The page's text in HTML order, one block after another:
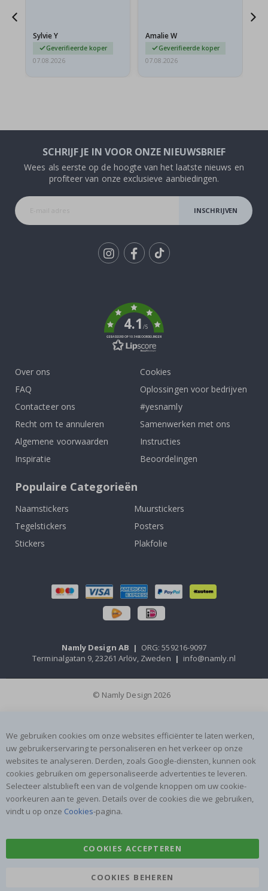
beetje…
Sylvie Y
Geverifieerde koper
07.08.2026
Amalie W
Geverifieerde koper
07.08.2026
SCHRIJF JE IN VOOR ONZE NIEUWSBRIEF
Wees als eerste op de hoogte van het laatste nieuws en
profiteer van onze exclusieve aanbiedingen.
INSCHRIJVEN
4.1/5
GEBASEERD OP 1034 BEOORDELINGEN
Over ons
FAQ
Contacteer ons
Recht om te annuleren
Algemene voorwaarden
Inspiratie
Cookies
Oplossingen voor bedrijven
#yesnamly
Samenwerken met ons
Instructies
Beoordelingen
Populaire Categorieën
Naamstickers
Muurstickers
Tegelstickers
Posters
Stickers
Plakfolie
Namly Design AB | ORG: 559216-9097
Terminalgatan 9, 23261 Arlöv, Zweden | info@namly.nl
© Namly Design 2026
We gebruiken cookies om onze websites efficiënter te laten werken,
uw gebruikerservaring te personaliseren en het verkeer op onze
websites te analyseren. Derden, zoals Google-diensten, kunnen ook
cookies gebruiken om gepersonaliseerde advertenties te leveren.
Selecteer alstublieft een van de volgende knoppen om uw cookie-
voorkeuren aan te geven. Details over de cookies die we gebruiken,
vindt u op onze Cookies-pagina.
COOKIES ACCEPTEREN
COOKIES BEHEREN